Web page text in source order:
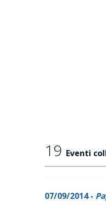
19 Eventi
07/09/2014 -